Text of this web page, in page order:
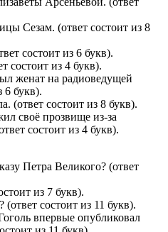
Сезам. (ответ состоит из 8
состоит из 6 букв).
состоит из 4 букв).
женат на радиоведущей
6 букв).
(ответ состоит из 8 букв).
своё прозвище из-за
состоит из 4 букв).
Петра Великого? (ответ
из 7 букв).
состоит из 11 букв).
впервые опубликовал